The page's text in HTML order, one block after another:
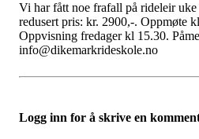
Vi har fått noe frafall på rideleir
redusert pris: kr. 2900,-. Oppmøte
Oppvisning fredager kl 15.30.
info@dikemarkrideskole.no
Logg inn for å skrive en